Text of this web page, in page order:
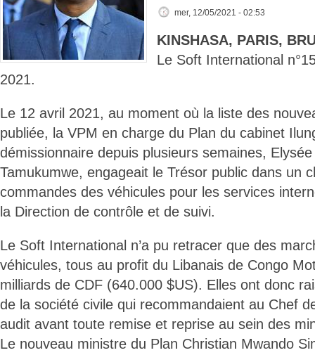
mer, 12/05/2021 - 02:53
KINSHASA, PARIS,
Le Soft International
2021.
Le 12 avril 2021, au moment où la liste des
publiée, la VPM en charge du Plan du cabinet
démissionnaire depuis plusieurs semaines,
Tamukumwe, engageait le Trésor public dans un
commandes des véhicules pour les services
la Direction de contrôle et de suivi.
Le Soft International n’a pu retracer que des
véhicules, tous au profit du Libanais de Congo
milliards de CDF (640.000 $US). Elles ont donc
de la société civile qui recommandaient au Chef
audit avant toute remise et reprise au sein des
Le nouveau ministre du Plan Christian Mwando